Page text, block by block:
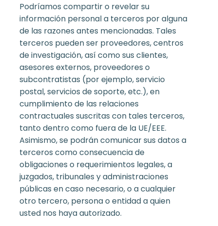
Podríamos compartir o revelar su
información personal a terceros por alguna
de las razones antes mencionadas. Tales
terceros pueden ser proveedores, centros
de investigación, así como sus clientes,
asesores externos, proveedores o
subcontratistas (por ejemplo, servicio
postal, servicios de soporte, etc.), en
cumplimiento de las relaciones
contractuales suscritas con tales terceros,
tanto dentro como fuera de la UE/EEE.
Asimismo, se podrán comunicar sus datos a
terceros como consecuencia de
obligaciones o requerimientos legales, a
juzgados, tribunales y administraciones
públicas en caso necesario, o a cualquier
otro tercero, persona o entidad a quien
usted nos haya autorizado.